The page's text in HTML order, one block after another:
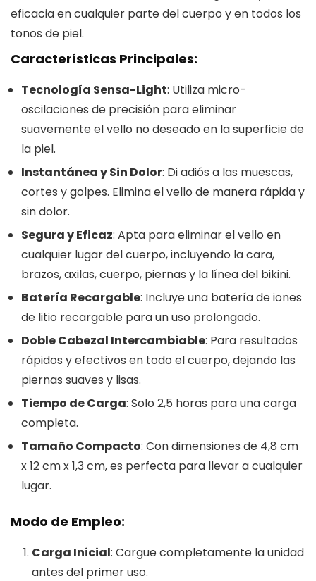
eficacia en cualquier parte del cuerpo y en todos los
tonos de piel.
Características Principales:
Tecnología Sensa-Light: Utiliza micro-
oscilaciones de precisión para eliminar
suavemente el vello no deseado en la superficie de
la piel.
Instantánea y Sin Dolor: Di adiós a las muescas,
cortes y golpes. Elimina el vello de manera rápida y
sin dolor.
Segura y Eficaz: Apta para eliminar el vello en
cualquier lugar del cuerpo, incluyendo la cara,
brazos, axilas, cuerpo, piernas y la línea del bikini.
Batería Recargable: Incluye una batería de iones
de litio recargable para un uso prolongado.
Doble Cabezal Intercambiable: Para resultados
rápidos y efectivos en todo el cuerpo, dejando las
piernas suaves y lisas.
Tiempo de Carga: Solo 2,5 horas para una carga
completa.
Tamaño Compacto: Con dimensiones de 4,8 cm
x 12 cm x 1,3 cm, es perfecta para llevar a cualquier
lugar.
Modo de Empleo:
Carga Inicial: Cargue completamente la unidad
antes del primer uso.